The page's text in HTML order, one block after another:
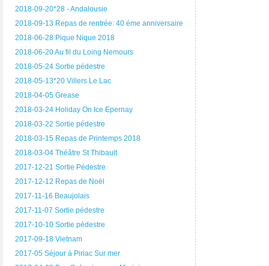
2018-09-20*28 - Andalousie
2018-09-13 Repas de rentrée: 40 éme anniversaire
2018-06-28 Pique Nique 2018
2018-06-20 Au fil du Loing Nemours
2018-05-24 Sortie pédestre
2018-05-13*20 Villers Le Lac
2018-04-05 Grease
2018-03-24 Holiday On Ice Epernay
2018-03-22 Sortie pédestre
2018-03-15 Repas de Printemps 2018
2018-03-04 Théâtre St Thibault
2017-12-21 Sortie Pédestre
2017-12-12 Repas de Noël
2017-11-16 Beaujolais
2017-11-07 Sortie pédestre
2017-10-10 Sortie pédestre
2017-09-18 Vietnam
2017-05 Séjour à Piriac Sur mer